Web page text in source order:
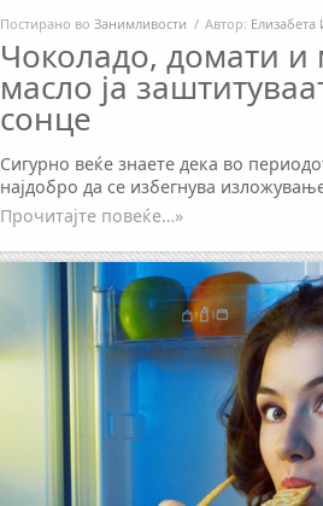
Постирано во Занимливости / Автор: Елизабета
Чоколадо, домати и
масло ја
сонце
Сигурно веќе знаете дека во
најдобро да се избегнува
Прочитајте повеќе…»